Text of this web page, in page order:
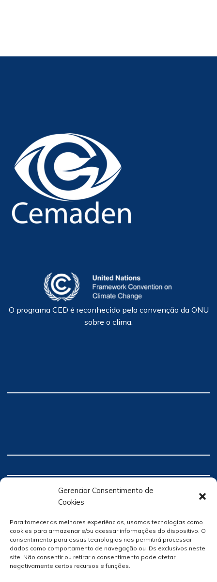
Gerenciar Consentimento de
Cookies
Para fornecer as melhores experiências, usamos tecnologias como
cookies para armazenar e/ou acessar informações do dispositivo. O
consentimento para essas tecnologias nos permitirá processar
dados como comportamento de navegação ou IDs exclusivos neste
site. Não consentir ou retirar o consentimento pode afetar
negativamente certos recursos e funções.
O programa CED é reconhecido pela convenção da ONU
sobre o clima.